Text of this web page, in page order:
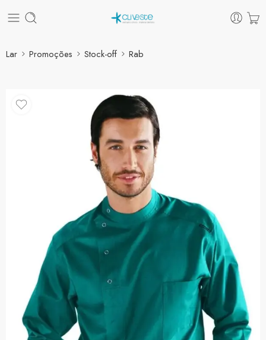
Lar Promoções Stock-off Rab